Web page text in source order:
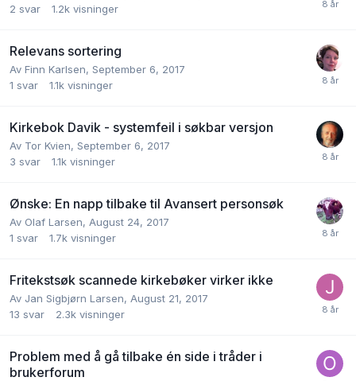
2 svar 1.2k visninger
Relevans sortering
Av Finn Karlsen, September 6, 2017
1 svar 1.1k visninger
Kirkebok Davik - systemfeil i søkbar versjon
Av Tor Kvien, September 6, 2017
3 svar 1.1k visninger
Ønske: En napp tilbake til Avansert personsøk
Av Olaf Larsen, August 24, 2017
1 svar 1.7k visninger
Fritekstsøk scannede kirkebøker virker ikke
Av Jan Sigbjørn Larsen, August 21, 2017
13 svar 2.3k visninger
Problem med å gå tilbake én side i tråder i
brukerforum